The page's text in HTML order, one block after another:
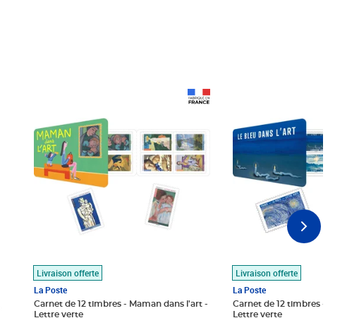
Livraison offerte
La Poste
Carnet de 12 timbres - Maman dans l'art -
Lettre verte
Livraison offerte
La Poste
Carnet de 12 timbres - Le
Lettre verte